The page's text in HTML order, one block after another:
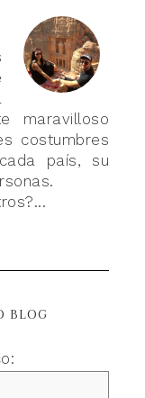
maravilloso
costumbres
país, su
BLOG